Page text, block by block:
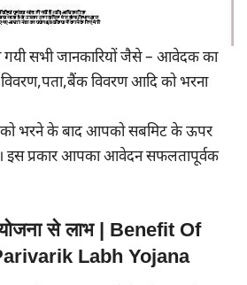
सभी जानकारियों जैसे – आवेदक का
विवरण आदि को भरना
को भरने के बाद आपको सबमिट के ऊपर
इस प्रकार आपका आवेदन सफलतापूर्वक
योजना से लाभ | Benefit Of
Labh Yojana